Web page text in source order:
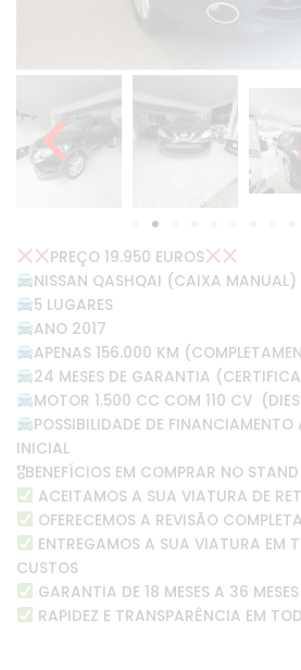
PREÇO 19.950 EUROS
NISSAN QASHQAI (CAIXA MANUAL)
5 LUGARES
ANO 2017
APENAS 156.000 KM
24 MESES DE GARANTIA
MOTOR 1.500 CC COM 110 CV
POSSIBILIDADE DE
INICIAL
🎖BENEFÍCIOS EM COMPRAR NO
ACEITAMOS A SUA VIATURA DE
OFERECEMOS A REVISÃO COMPLETA
ENTREGAMOS A SUA VIATURA EM
CUSTOS
GARANTIA DE 18 MESES A 36 MESES
RAPIDEZ E TRANSPARÊNCIA EM